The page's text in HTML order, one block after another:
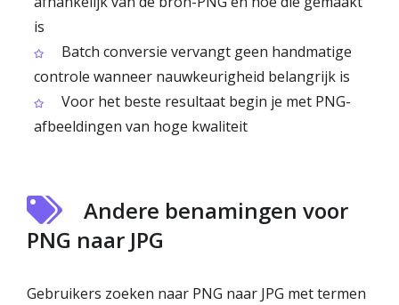
is
Batch conversie vervangt geen handmatige
controle wanneer nauwkeurigheid belangrijk is
Voor het beste resultaat begin je met PNG-
afbeeldingen van hoge kwaliteit
Andere benamingen voor
PNG naar JPG
Gebruikers zoeken naar PNG naar JPG met termen